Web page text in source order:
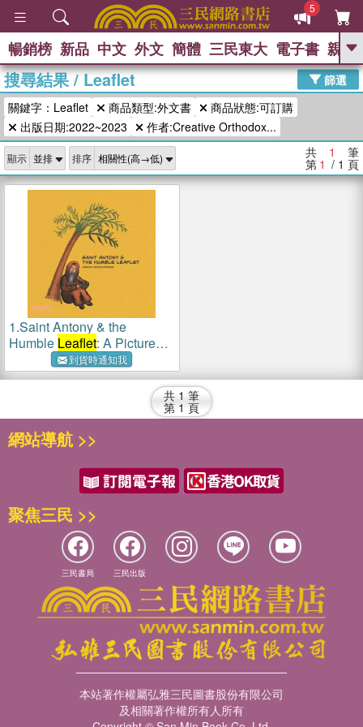
5
GO
熱搜：
暢銷榜 新品 中文 外文 簡體 三民東大 電子書 親子
搜尋結果/Leaflet
篩選
關鍵字：Leaflet
商品類型:外文書
商品狀態:可訂購
出版日期:2022~2023
作者:Creative Orthodox...
顯示 排序 共 1 筆
第 1 / 1 頁
1.Saint Antony & the
Humble Leaflet: A Picture
Book by Creative Orthodox
到貨時通知我
共 1 筆
第 1 頁
網站導航 >>
聚焦三民 >>
三民書局 三民出版
本站著作權屬弘雅三民圖書股份有限公司
及相關著作權所有人所有